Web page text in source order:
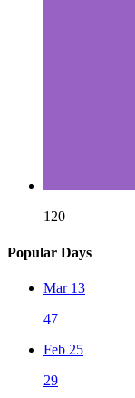
120
Popular Days
Mar 13
47
Feb 25
29